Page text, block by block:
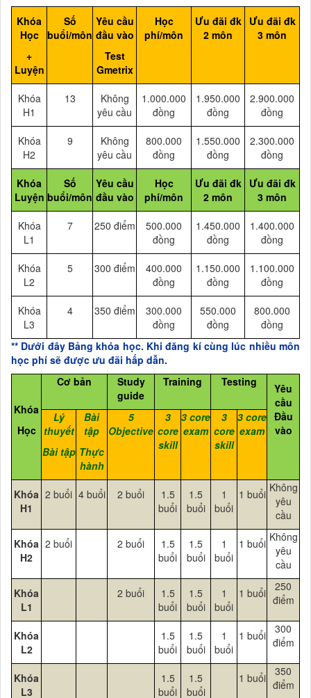
Khóa
Học
+
Luyện
Số
buổi/môn
Yêu cầu
đầu vào
Test
Gmetrix
Học
phí/môn
Ưu đãi đk
2 môn
Ưu đãi đk
3 môn
Khóa
H1
13
Không
yêu cầu
1.000.000
đồng
1.950.000
đồng
2.900.000
đồng
Khóa
H2
9
Không
yêu cầu
800.000
đồng
1.550.000
đồng
2.300.000
đồng
Khóa
Luyện
Số
buổi/môn
Yêu cầu
đầu vào
Học
phí/môn
Ưu đãi đk
2 môn
Ưu đãi đk
3 môn
Khóa
L1
7 250 điểm
500.000
đồng
1.450.000
đồng
1.400.000
đồng
Khóa
L2
5 300 điểm
400.000
đồng
1.150.000
đồng
1.100.000
đồng
Khóa
L3
4 350 điểm
300.000
đồng
550.000
đồng
800.000
đồng
** Dưới đây Bảng khóa học. Khi đăng kí cùng lúc nhiều môn
học phí sẽ được ưu đãi hấp dẫn.
Khóa
Học
Cơ bản
Study
guide
Training Testing
Yêu
cầu
Đầu
vào
Lý
thuyết
Bài tập
Bài
tập
Thực
hành
5
Objective
3
core
skill
3 core
exam
3
core
skill
3 core
exam
Khóa
H1
2 buổi 4 buổi 2 buổi
1.5
buổi
1.5
buổi
1
buổi
1 buổi Không
yêu
cầu
Khóa
H2
2 buổi 2 buổi
1.5
buổi
1.5
buổi
1
buổi
1 buổi Không
yêu
cầu
Khóa
L1
2 buổi
1.5
buổi
1.5
buổi
1
buổi
1 buổi
250
điểm
Khóa
L2
1.5
buổi
1.5
buổi
1
buổi
1 buổi
300
điểm
Khóa
L3
1.5
buổi
1.5
buổi
1 buổi
350
điểm